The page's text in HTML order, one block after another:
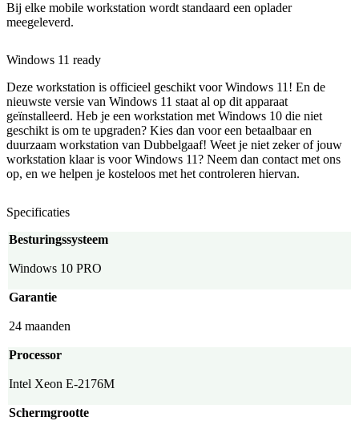
Bij elke mobile workstation wordt standaard een oplader
meegeleverd.
Windows 11 ready
Deze workstation is officieel geschikt voor Windows 11! En de
nieuwste versie van Windows 11 staat al op dit apparaat
geïnstalleerd. Heb je een workstation met Windows 10 die niet
geschikt is om te upgraden? Kies dan voor een betaalbaar en
duurzaam workstation van Dubbelgaaf! Weet je niet zeker of jouw
workstation klaar is voor Windows 11? Neem dan contact met ons
op, en we helpen je kosteloos met het controleren hiervan.
Specificaties
Besturingssysteem
Windows 10 PRO
Garantie
24 maanden
Processor
Intel Xeon E-2176M
Schermgrootte